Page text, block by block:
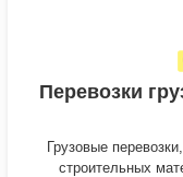
Перевозки
Грузовые
строительных